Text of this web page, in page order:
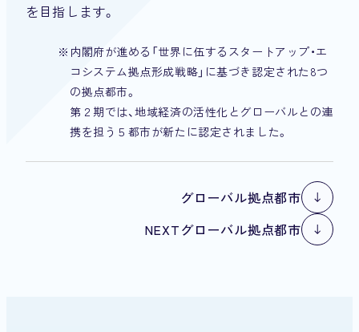
を目指します。
内閣府が進める「世界に伍するスタートアップ・エ
コシステム拠点形成戦略」に基づき認定された8つ
の拠点都市。
第２期では、地域経済の活性化とグローバルとの連
携を担う５都市が新たに認定されました。
グローバル拠点都市
グローバル拠点都市
NEXTグローバル拠点都市